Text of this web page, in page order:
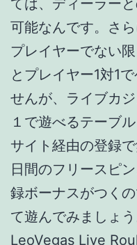
て遊んでみましょ
LeoVegas Live
以上を賭けてプレ
キャンペーンに参
加費は必要ありま
で曜日によっても
毎日楽しくカジノ
を確認し、下記メ
ンクをクリックし
ー・デップ、私生